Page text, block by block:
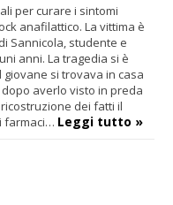
per curare i sintomi
anafilattico. La vittima è
Sannicola, studente e
anni. La tragedia si è
si trovava in casa
averlo visto in preda
dei fatti il
farmaci… Leggi tutto »